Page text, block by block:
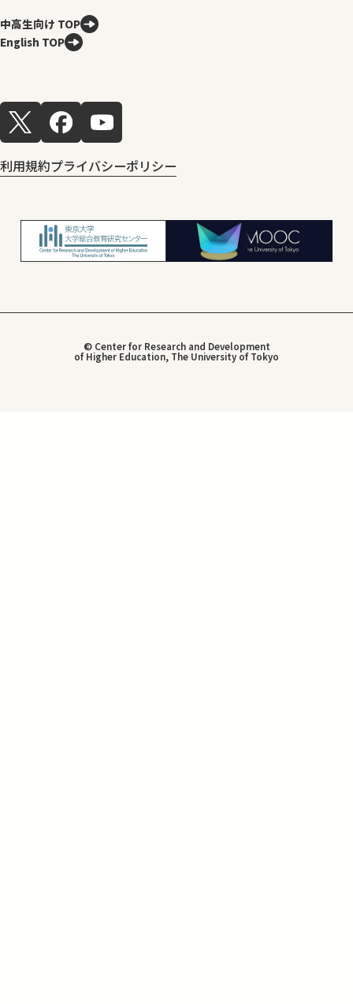
中高生向け TOP
English TOP
利用規約プライバシーポリシー
© Center for Research and Development
of Higher Education, The University of Tokyo